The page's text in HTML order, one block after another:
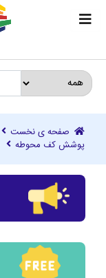
صفحه ی نخست
پوشش کف محوطه